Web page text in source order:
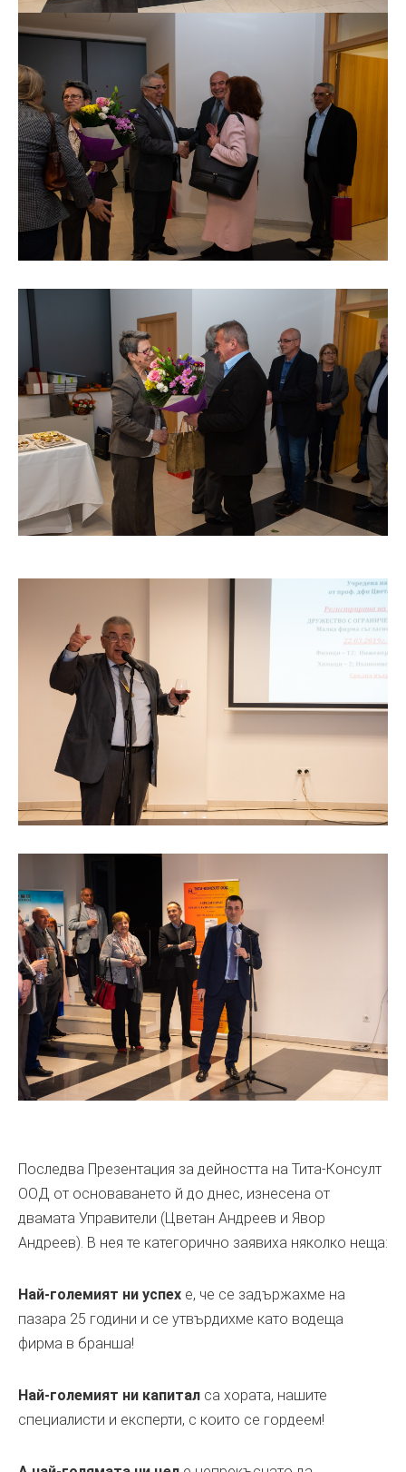
Последва Презентация за дейността на Тита-Консулт
ООД от основаването й до днес, изнесена от
двамата Управители (Цветан Андреев и Явор
Андреев). В нея те категорично заявиха няколко неща:
Най-големият ни успех е, че се задържахме на
пазара 25 години и се утвърдихме като водеща
фирма в бранша!
Най-големият ни капитал са хората, нашите
специалисти и експерти, с които се гордеем!